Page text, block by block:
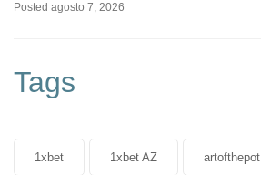
Posted agosto 7, 2026
Tags
1xbet 1xbet AZ artofthepot